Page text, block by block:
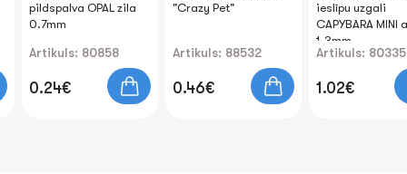
pildspalva OPAL zila
0.7mm
Artikuls: 80858
0.24€
"Crazy Pet"
Artikuls: 88532
0.46€
ieslīpu uzgali
CAPYBARA MINI
1-3mm
Artikuls: 80335
1.02€